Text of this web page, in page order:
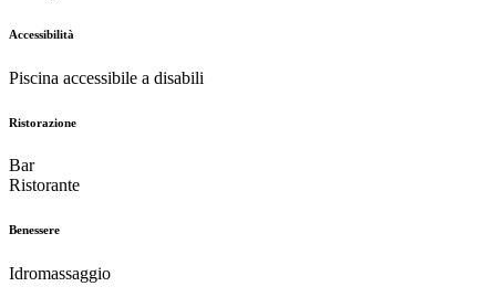
Accessibilità
Piscina accessibile a disabili
Ristorazione
Bar
Ristorante
Benessere
Idromassaggio